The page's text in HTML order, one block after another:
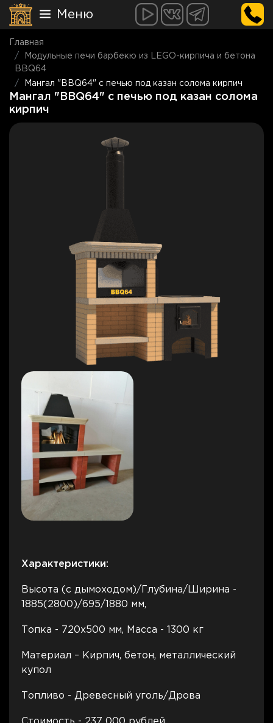
Меню
Главная
Модульные печи барбекю из LEGO-кирпича и бетона
BBQ64
Мангал "BBQ64" c печью под казан солома кирпич
Мангал "BBQ64" c печью под казан солома
кирпич
Характеристики:
Высота (с дымоходом)/Глубина/Ширина -
1885(2800)/695/1880 мм,
Топка - 720х500 мм, Масса - 1300 кг
Материал – Кирпич, бетон, металлический
купол
Топливо - Древесный уголь/Дрова